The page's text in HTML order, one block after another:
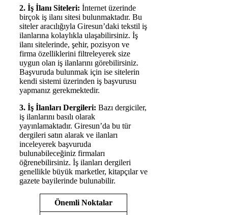
2. İş İlanı Siteleri: İnternet üzerinde
birçok iş ilanı sitesi bulunmaktadır. Bu
siteler aracılığıyla Giresun’daki tekstil iş
ilanlarına kolaylıkla ulaşabilirsiniz. İş
ilanı sitelerinde, şehir, pozisyon ve
firma özelliklerini filtreleyerek size
uygun olan iş ilanlarını görebilirsiniz.
Başvuruda bulunmak için ise sitelerin
kendi sistemi üzerinden iş başvurusu
yapmanız gerekmektedir.
3. İş İlanları Dergileri: Bazı dergiciler,
iş ilanlarını basılı olarak
yayınlamaktadır. Giresun’da bu tür
dergileri satın alarak ve ilanları
inceleyerek başvuruda
bulunabileceğiniz firmaları
öğrenebilirsiniz. İş ilanları dergileri
genellikle büyük marketler, kitapçılar ve
gazete bayilerinde bulunabilir.
Önemli Noktalar